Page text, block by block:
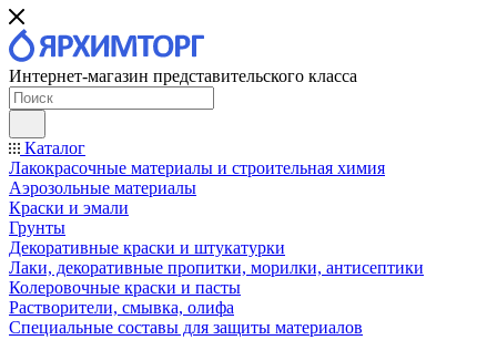
Интернет-магазин представительского класса
Каталог
Лакокрасочные материалы и строительная химия
Аэрозольные материалы
Краски и эмали
Грунты
Декоративные краски и штукатурки
Лаки, декоративные пропитки, морилки, антисептики
Колеровочные краски и пасты
Растворители, смывка, олифа
Специальные составы для защиты материалов